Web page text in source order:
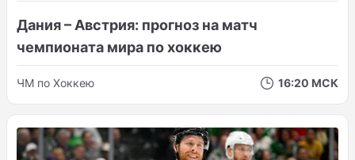
Дания – Австрия: прогноз на матч
чемпионата мира по хоккею
ЧМ по Хоккею 16:20 МСК